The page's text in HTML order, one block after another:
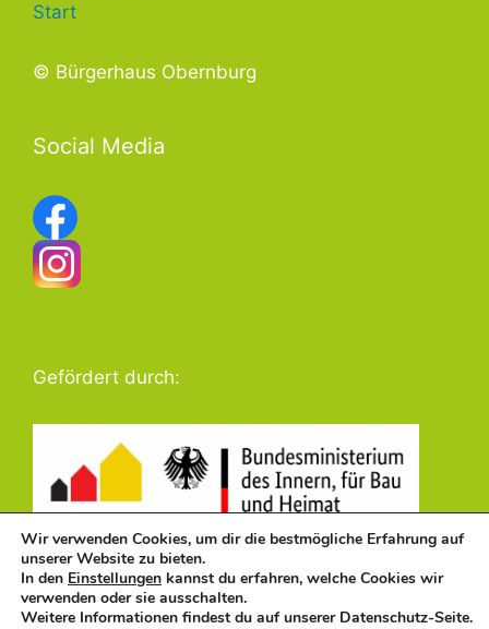
Start
© Bürgerhaus Obernburg
Social Media
Gefördert durch:
Wir verwenden Cookies, um dir die bestmögliche Erfahrung auf
unserer Website zu bieten.
In den Einstellungen kannst du erfahren, welche Cookies wir
verwenden oder sie ausschalten.
Weitere Informationen findest du auf unserer Datenschutz-Seite.